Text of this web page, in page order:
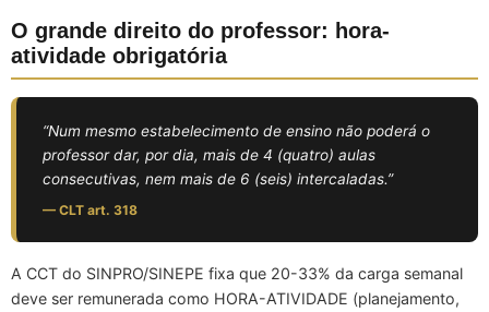
O grande direito do professor: hora-
atividade obrigatória
“Num mesmo estabelecimento de ensino não poderá o
professor dar, por dia, mais de 4 (quatro) aulas
consecutivas, nem mais de 6 (seis) intercaladas.”
— CLT art. 318
A CCT do SINPRO/SINEPE fixa que 20-33% da carga semanal
deve ser remunerada como HORA-ATIVIDADE (planejamento,